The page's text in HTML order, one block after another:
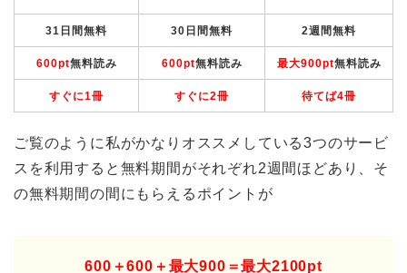
31日間無料 30日間無料 2週間無料
600pt無料読み 600pt無料読み 最大900pt無料読み
すぐに1冊 すぐに2冊 待てば4冊
ご覧のように私がかなりオススメしている3つのサービ
スを利用すると無料期間がそれぞれ2週間ほどあり、そ
の無料期間の間にもらえるポイントが
600＋600＋最大900＝最大2100pt